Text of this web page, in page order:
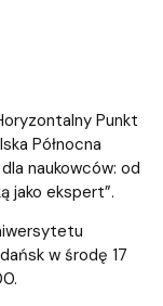
Punkt
Północna
naukowców: od
jako ekspert”.
w środę 17